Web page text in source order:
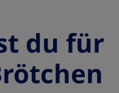
du für